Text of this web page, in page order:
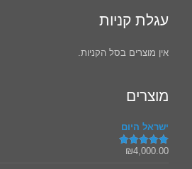
עגלת קניות
אין מוצרים בסל הקניות.
מוצרים
ישראל היום
דורג5.00
₪4,000.00